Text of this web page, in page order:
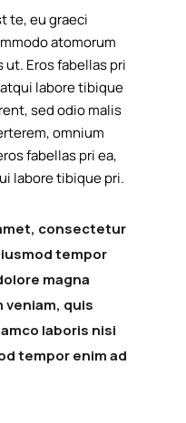
te, eu graeci
atomorum
Eros fabellas pri
labore tibique
sed odio malis
omnium
fabellas pri ea,
labore tibique pri.
consectetur
tempor
magna
veniam, quis
laboris nisi
tempor enim ad